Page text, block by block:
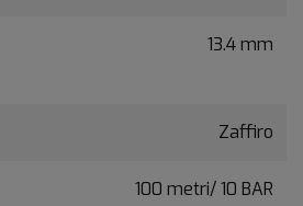
13.4 mm
Zaffiro
100 metri/ 10 BAR